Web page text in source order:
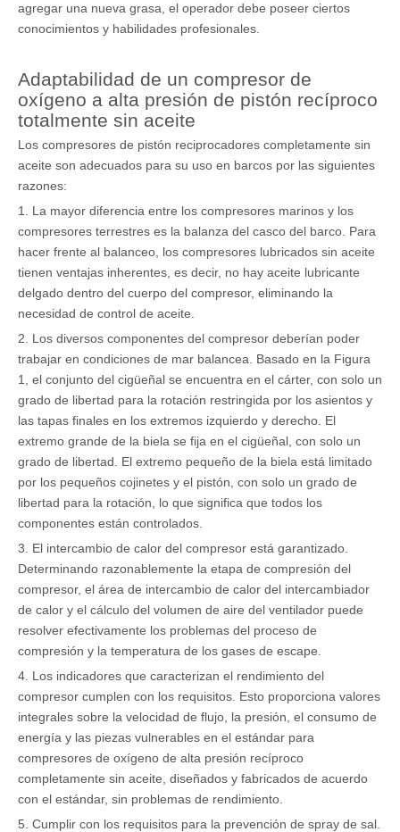
agregar una nueva grasa, el operador debe poseer ciertos
conocimientos y habilidades profesionales.
Adaptabilidad de un compresor de
oxígeno a alta presión de pistón recíproco
totalmente sin aceite
Los compresores de pistón reciprocadores completamente sin
aceite son adecuados para su uso en barcos por las siguientes
razones:
1. La mayor diferencia entre los compresores marinos y los
compresores terrestres es la balanza del casco del barco. Para
hacer frente al balanceo, los compresores lubricados sin aceite
tienen ventajas inherentes, es decir, no hay aceite lubricante
delgado dentro del cuerpo del compresor, eliminando la
necesidad de control de aceite.
2. Los diversos componentes del compresor deberían poder
trabajar en condiciones de mar balancea. Basado en la Figura
1, el conjunto del cigüeñal se encuentra en el cárter, con solo un
grado de libertad para la rotación restringida por los asientos y
las tapas finales en los extremos izquierdo y derecho. El
extremo grande de la biela se fija en el cigüeñal, con solo un
grado de libertad. El extremo pequeño de la biela está limitado
por los pequeños cojinetes y el pistón, con solo un grado de
libertad para la rotación, lo que significa que todos los
componentes están controlados.
3. El intercambio de calor del compresor está garantizado.
Determinando razonablemente la etapa de compresión del
compresor, el área de intercambio de calor del intercambiador
de calor y el cálculo del volumen de aire del ventilador puede
resolver efectivamente los problemas del proceso de
compresión y la temperatura de los gases de escape.
4. Los indicadores que caracterizan el rendimiento del
compresor cumplen con los requisitos. Esto proporciona valores
integrales sobre la velocidad de flujo, la presión, el consumo de
energía y las piezas vulnerables en el estándar para
compresores de oxígeno de alta presión recíproco
completamente sin aceite, diseñados y fabricados de acuerdo
con el estándar, sin problemas de rendimiento.
5. Cumplir con los requisitos para la prevención de spray de sal.